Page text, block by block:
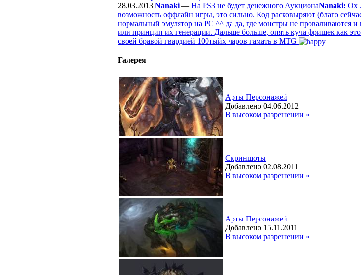
28.03.2013 Nanaki — На PS3 не будет денежного АукционаNanaki: Ох
возможность оффлайн игры, это сильно. Код расковыряют (благо
нормальный эмулятор на PC ^^ да да, где монстры не проваливаются и
или принцип их генерации. Дальше больше, опять куча фришек как
своей бравой гвардией 100тыйх чаров гамать в MTG
Галерея
Арты Персонажей
Добавлено 04.06.2012
В высоком разрешении »
Скриншоты
Добавлено 02.08.2011
В высоком разрешении »
Арты Персонажей
Добавлено 15.11.2011
В высоком разрешении »